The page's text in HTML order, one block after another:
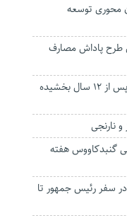
محوری توسعه
طرح پاداش مصارف
محکوم به قصاص در گلستان پس از ۱۲ سال بخشیده
۴۰۰ تختخوابی گنبدکاووس هفته
سفر رئیس جمهور تا